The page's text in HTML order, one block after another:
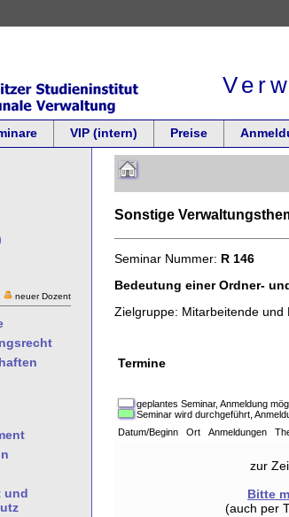
VIP (intern) Preise
neuer Dozent
und
Sonstige
Seminar Nummer: R 146
Bedeutung einer Ordner-
Zielgruppe: Mitarbeitende
Termine
geplantes Seminar, Anmeldung
Seminar wird durchgeführt,
Datum/Beginn Ort Anmeldungen
zur
Bitte
(auch per